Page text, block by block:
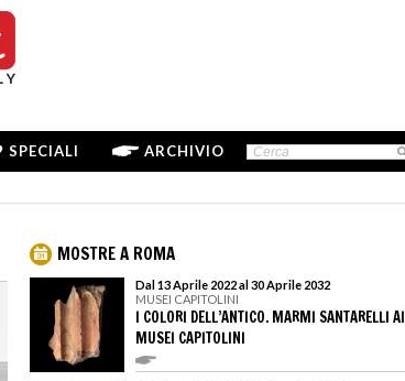
SPECIALI ARCHIVIO
MOSTRE A ROMA
Dal 13 Aprile 2022 al 30 Aprile 2032
MUSEI CAPITOLINI
I COLORI DELL’ANTICO. MARMI SANTARELLI AI
MUSEI CAPITOLINI